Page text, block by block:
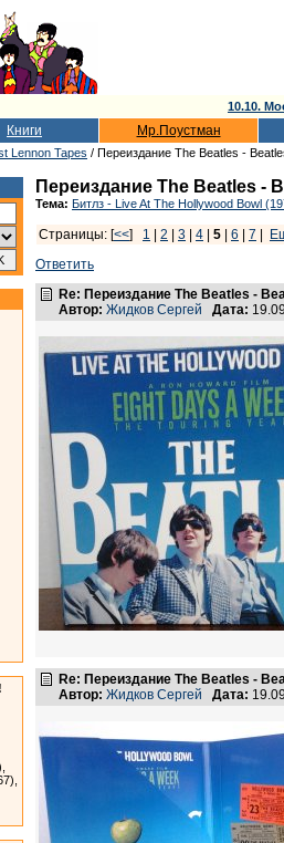
10.10.
Книги Мр.Поустман
Lennon Tapes / Переиздание The Beatles -
Переиздание The Beatles -
Тема: Битлз - Live At The Hollywood Bowl
Страницы: [<<] 1 2 3 4 5 6 7
Ответить
Re: Переиздание The Beatles -
Автор: Жидков Сергей Дата:
Re: Переиздание The Beatles -
Автор: Жидков Сергей Дата: